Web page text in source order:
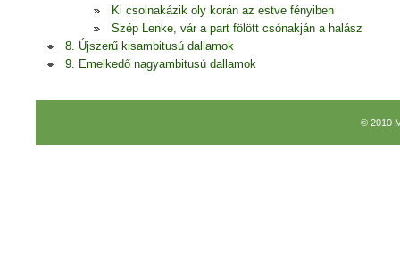
Ki csolnakázik oly korán az estve fényiben
Szép Lenke, vár a part fölött csónakján a halász
8. Újszerű kisambitusú dallamok
9. Emelkedő nagyambitusú dallamok
© 2010